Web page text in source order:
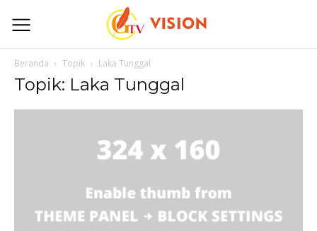
Beranda Topik Laka Tunggal
Topik: Laka Tunggal